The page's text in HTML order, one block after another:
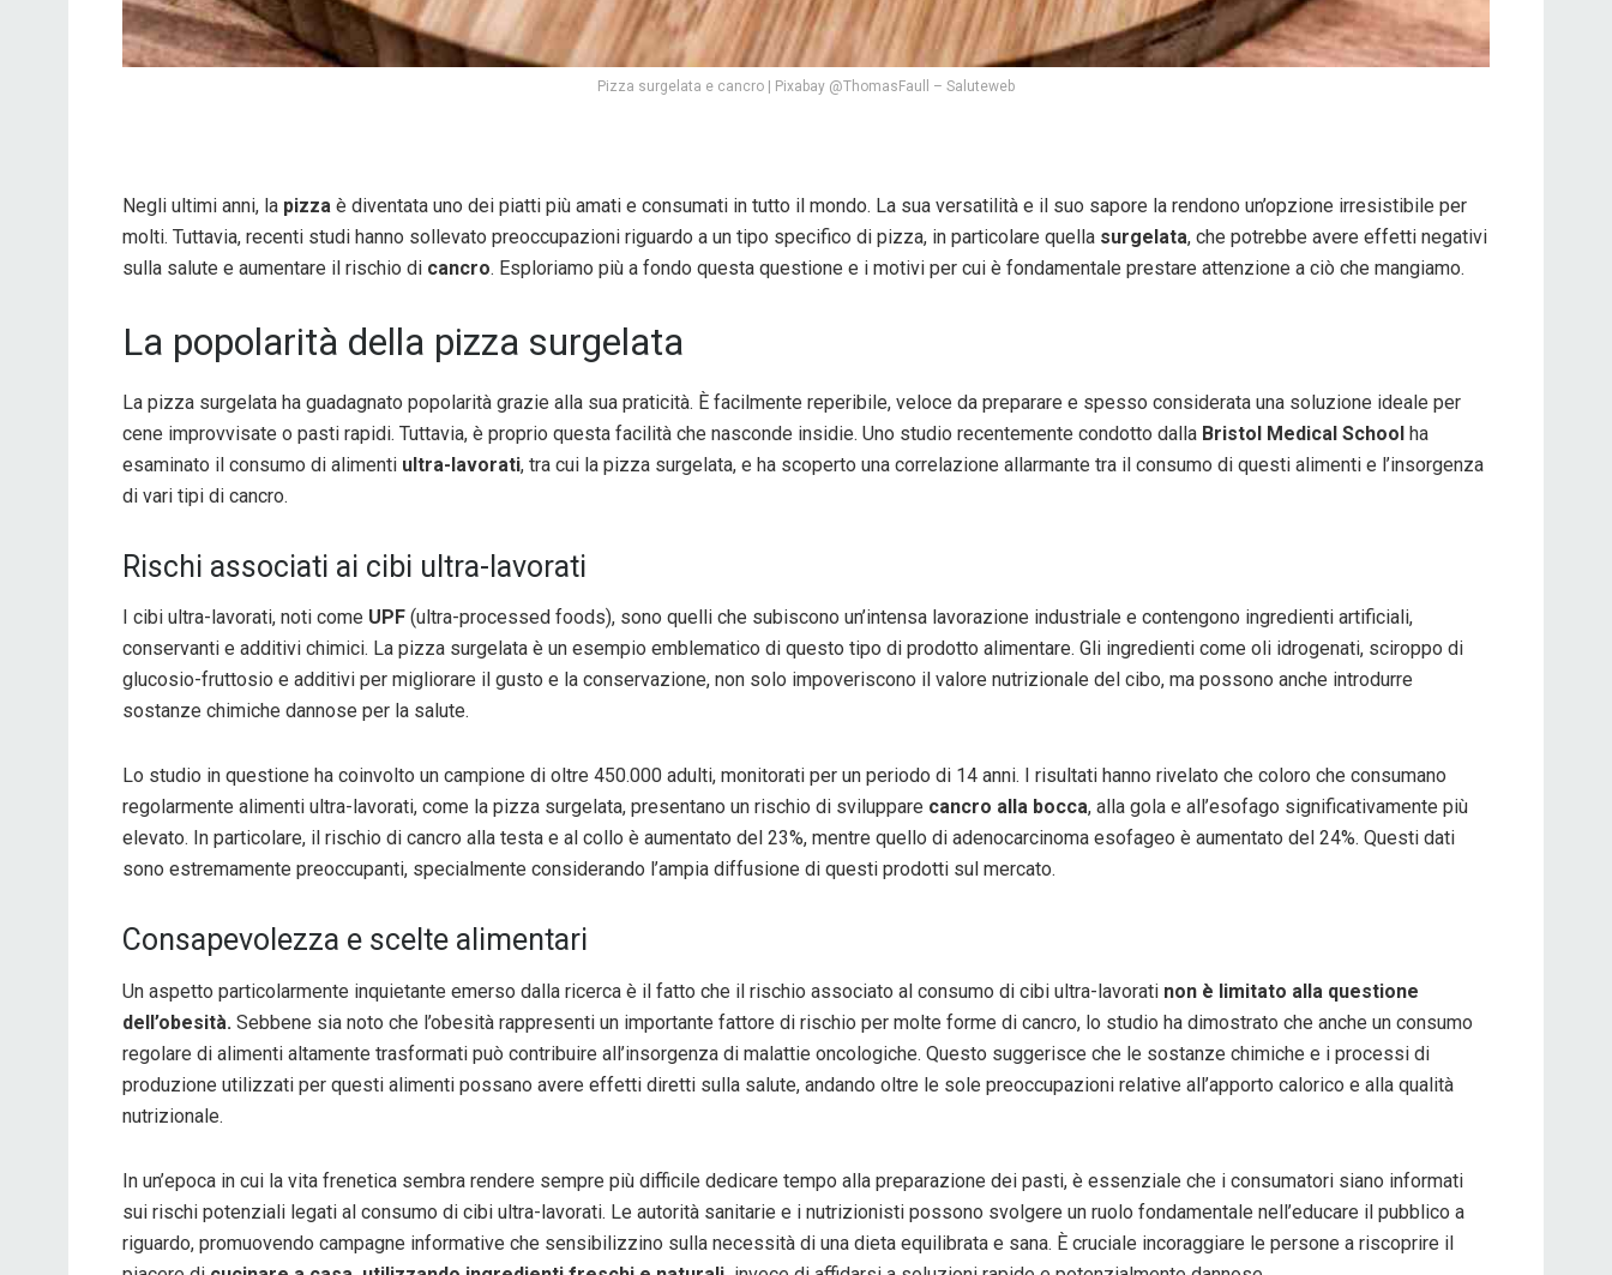
Pizza surgelata e cancro | Pixabay @ThomasFaull – Saluteweb
Negli ultimi anni, la pizza è diventata uno dei piatti più amati e consumati in tutto il mondo. La sua versatilità e il suo sapore la rendono un’opzione irresistibile per
molti. Tuttavia, recenti studi hanno sollevato preoccupazioni riguardo a un tipo specifico di pizza, in particolare quella surgelata, che potrebbe avere effetti negativi
sulla salute e aumentare il rischio di cancro. Esploriamo più a fondo questa questione e i motivi per cui è fondamentale prestare attenzione a ciò che mangiamo.
La popolarità della pizza surgelata
La pizza surgelata ha guadagnato popolarità grazie alla sua praticità. È facilmente reperibile, veloce da preparare e spesso considerata una soluzione ideale per
cene improvvisate o pasti rapidi. Tuttavia, è proprio questa facilità che nasconde insidie. Uno studio recentemente condotto dalla Bristol Medical School ha
esaminato il consumo di alimenti ultra-lavorati, tra cui la pizza surgelata, e ha scoperto una correlazione allarmante tra il consumo di questi alimenti e l’insorgenza
di vari tipi di cancro.
Rischi associati ai cibi ultra-lavorati
I cibi ultra-lavorati, noti come UPF (ultra-processed foods), sono quelli che subiscono un’intensa lavorazione industriale e contengono ingredienti artificiali,
conservanti e additivi chimici. La pizza surgelata è un esempio emblematico di questo tipo di prodotto alimentare. Gli ingredienti come oli idrogenati, sciroppo di
glucosio-fruttosio e additivi per migliorare il gusto e la conservazione, non solo impoveriscono il valore nutrizionale del cibo, ma possono anche introdurre
sostanze chimiche dannose per la salute.
Lo studio in questione ha coinvolto un campione di oltre 450.000 adulti, monitorati per un periodo di 14 anni. I risultati hanno rivelato che coloro che consumano
regolarmente alimenti ultra-lavorati, come la pizza surgelata, presentano un rischio di sviluppare cancro alla bocca, alla gola e all’esofago significativamente più
elevato. In particolare, il rischio di cancro alla testa e al collo è aumentato del 23%, mentre quello di adenocarcinoma esofageo è aumentato del 24%. Questi dati
sono estremamente preoccupanti, specialmente considerando l’ampia diffusione di questi prodotti sul mercato.
Consapevolezza e scelte alimentari
Un aspetto particolarmente inquietante emerso dalla ricerca è il fatto che il rischio associato al consumo di cibi ultra-lavorati non è limitato alla questione
dell’obesità. Sebbene sia noto che l’obesità rappresenti un importante fattore di rischio per molte forme di cancro, lo studio ha dimostrato che anche un consumo
regolare di alimenti altamente trasformati può contribuire all’insorgenza di malattie oncologiche. Questo suggerisce che le sostanze chimiche e i processi di
produzione utilizzati per questi alimenti possano avere effetti diretti sulla salute, andando oltre le sole preoccupazioni relative all’apporto calorico e alla qualità
nutrizionale.
In un’epoca in cui la vita frenetica sembra rendere sempre più difficile dedicare tempo alla preparazione dei pasti, è essenziale che i consumatori siano informati
sui rischi potenziali legati al consumo di cibi ultra-lavorati. Le autorità sanitarie e i nutrizionisti possono svolgere un ruolo fondamentale nell’educare il pubblico a
riguardo, promuovendo campagne informative che sensibilizzino sulla necessità di una dieta equilibrata e sana. È cruciale incoraggiare le persone a riscoprire il